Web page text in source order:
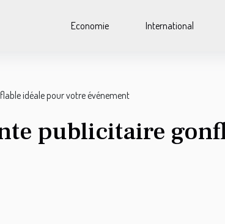
Economie International
idéale pour votre événement
publicitaire